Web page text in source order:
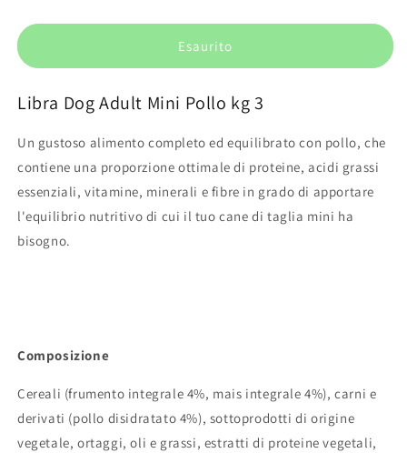
Dog
Mini
kg
Dog
Mini
kg
Esaurito
Libra Dog Adult Mini Pollo kg 3
Un gustoso alimento completo ed equilibrato con pollo, che
contiene una proporzione ottimale di proteine, acidi grassi
essenziali, vitamine, minerali e fibre in grado di apportare
l'equilibrio nutritivo di cui il tuo cane di taglia mini ha
bisogno.
Composizione
Cereali (frumento integrale 4%, mais integrale 4%), carni e
derivati (pollo disidratato 4%), sottoprodotti di origine
vegetale, ortaggi, oli e grassi, estratti di proteine vegetali,